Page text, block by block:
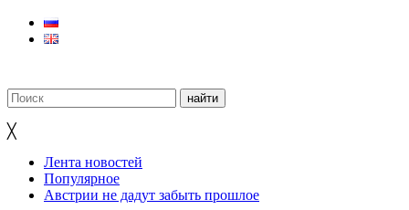
╳
Лента новостей
Популярное
Австрии не дадут забыть прошлое